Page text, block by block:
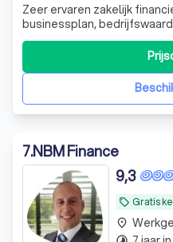
Zeer ervaren zakelijk
businessplan,
werknemersparticipaties,
trajecten. DGA advisering
7.NBM Finance
local_offer Gratis
9,3
place